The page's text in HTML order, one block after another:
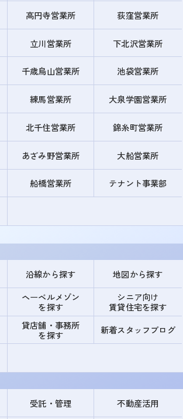
高円寺営業所 荻窪営業所
立川営業所 下北沢営業所
千歳烏山営業所 池袋営業所
練馬営業所 大泉学園営業所
北千住営業所 錦糸町営業所
あざみ野営業所 大船営業所
船橋営業所 テナント事業部
沿線から探す 地図から探す
ヘーベルメゾン
を探す
シニア向け
賃貸住宅を探す
貸店舗・事務所
を探す
新着スタッフブログ
受託・管理 不動産活用